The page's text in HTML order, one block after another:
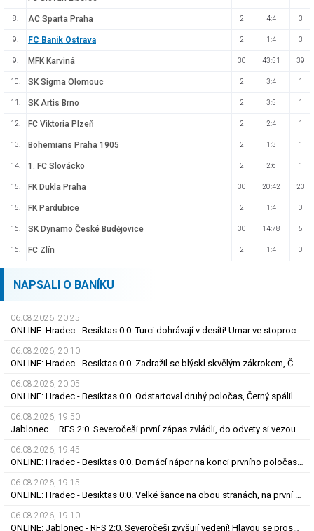
8. AC Sparta Praha 2 4:4 3
9. FC Baník Ostrava 2 1:4 3
9. MFK Karviná 30 43:51 39
10. SK Sigma Olomouc 2 3:4 1
11. SK Artis Brno 2 3:5 1
12. FC Viktoria Plzeň 2 2:4 1
13. Bohemians Praha 1905 2 1:3 1
14. 1. FC Slovácko 2 2:6 1
15. FK Dukla Praha 30 20:42 23
15. FK Pardubice 2 1:4 0
16. SK Dynamo České Budějovice 30 14:78 5
16. FC Zlín 2 1:4 0
NAPSALI O BANÍKU
06.08.2026, 20.25
06.08.2026, 20.10
06.08.2026, 20.05
06.08.2026, 19.50
06.08.2026, 19.45
06.08.2026, 19.15
06.08.2026, 19.10